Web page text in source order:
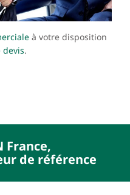
à votre disposition
devis.
France,
de référence